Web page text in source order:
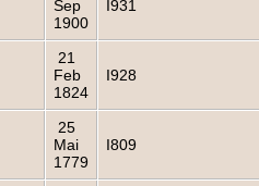
Sep
1900
I931
21
Feb
1824
I928
25
Mai
1779
I809